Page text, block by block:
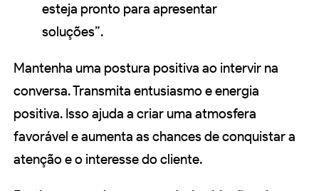
esteja pronto para apresentar
soluções”.
Mantenha uma postura positiva ao intervir na
conversa. Transmita entusiasmo e energia
positiva. Isso ajuda a criar uma atmosfera
favorável e aumenta as chances de conquistar a
atenção e o interesse do cliente.